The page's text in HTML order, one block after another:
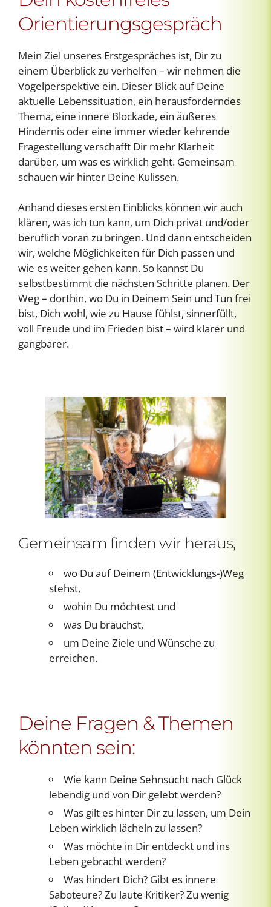
Orientierungsgespräch
Mein Ziel unseres Erstgespräches ist, Dir zu
einem Überblick zu verhelfen – wir nehmen die
Vogelperspektive ein. Dieser Blick auf Deine
aktuelle Lebenssituation, ein herausforderndes
Thema, eine innere Blockade, ein äußeres
Hindernis oder eine immer wieder kehrende
Fragestellung verschafft Dir mehr Klarheit
darüber, um was es wirklich geht. Gemeinsam
schauen wir hinter Deine Kulissen.
Anhand dieses ersten Einblicks können wir auch
klären, was ich tun kann, um Dich privat und/oder
beruflich voran zu bringen. Und dann entscheiden
wir, welche Möglichkeiten für Dich passen und
wie es weiter gehen kann. So kannst Du
selbstbestimmt die nächsten Schritte planen. Der
Weg – dorthin, wo Du in Deinem Sein und Tun frei
bist, Dich wohl, wie zu Hause fühlst, sinnerfüllt,
voll Freude und im Frieden bist – wird klarer und
gangbarer.
Gemeinsam finden wir heraus,
wo Du auf Deinem (Entwicklungs-)Weg
stehst,
wohin Du möchtest und
was Du brauchst,
um Deine Ziele und Wünsche zu
erreichen.
Deine Fragen & Themen
könnten sein:
Wie kann Deine Sehnsucht nach Glück
lebendig und von Dir gelebt werden?
Was gilt es hinter Dir zu lassen, um Dein
Leben wirklich lächeln zu lassen?
Was möchte in Dir entdeckt und ins
Leben gebracht werden?
Was hindert Dich? Gibt es innere
Saboteure? Zu laute Kritiker? Zu wenig